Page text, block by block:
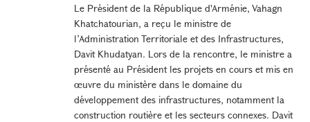
Le Président de la République d'Arménie, Vahagn
Khatchatourian, a reçu le ministre de
l’Administration Territoriale et des Infrastructures,
Davit Khudatyan. Lors de la rencontre, le ministre a
présenté au Président les projets en cours et mis en
œuvre du ministère dans le domaine du
développement des infrastructures, notamment la
construction routière et les secteurs connexes. Davit